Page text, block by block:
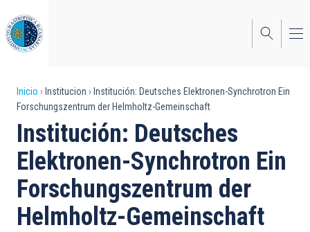
al
contenido
principal
Sobrescribir
enlaces
de
ayuda
a
la
Inicio Institucion
Institución: Deutsches Elektronen-Synchrotron Ein
Forschungszentrum der Helmholtz-Gemeinschaft
Institución: Deutsches
Elektronen-Synchrotron Ein
Forschungszentrum der
Helmholtz-Gemeinschaft